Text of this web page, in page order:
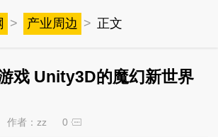
> 产业周边 > 正文
戏 Unity3D的魔幻新世界
作者：zz 0